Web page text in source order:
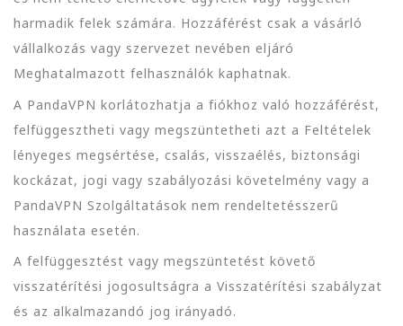
harmadik felek számára. Hozzáférést csak a vásárló
vállalkozás vagy szervezet nevében eljáró
Meghatalmazott felhasználók kaphatnak.
A PandaVPN korlátozhatja a fiókhoz való hozzáférést,
felfüggesztheti vagy megszüntetheti azt a Feltételek
lényeges megsértése, csalás, visszaélés, biztonsági
kockázat, jogi vagy szabályozási követelmény vagy a
PandaVPN Szolgáltatások nem rendeltetésszerű
használata esetén.
A felfüggesztést vagy megszüntetést követő
visszatérítési jogosultságra a Visszatérítési szabályzat
és az alkalmazandó jog irányadó.